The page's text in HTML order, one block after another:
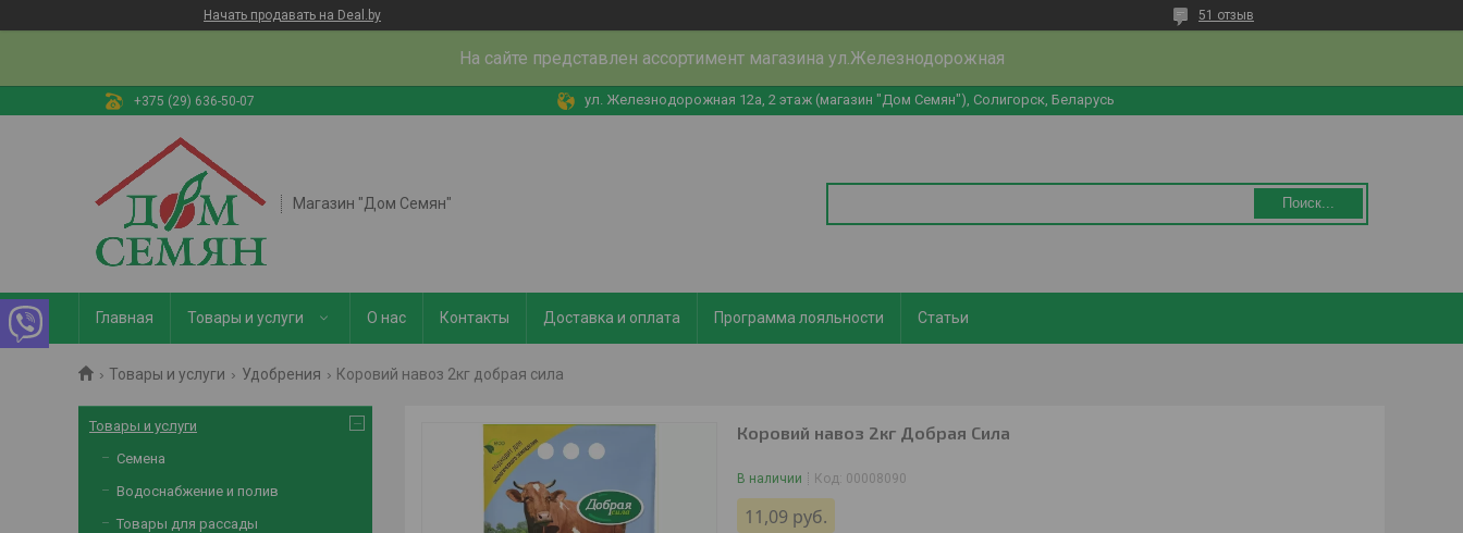
Начать продавать на Deal.by 51 отзыв
На сайте представлен ассортимент магазина ул.Железнодорожная
+375 (29) 636-50-07 ул. Железнодорожная 12а, 2 этаж (магазин "Дом Семян"), Солигорск, Беларусь
Магазин "Дом Семян" Поиск...
Главная Товары и услуги О нас Контакты Доставка и оплата Программа лояльности Статьи
Товары и услуги Удобрения Коровий навоз 2кг добрая сила
Коровий навоз 2кг Добрая Сила
В наличии Код: 00008090
11,09 руб.
Товары и услуги
Семена
Водоснабжение и полив
Товары для рассады